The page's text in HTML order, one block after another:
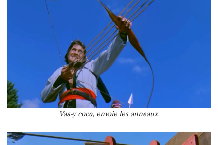
Vas-y coco, envoie les anneaux.